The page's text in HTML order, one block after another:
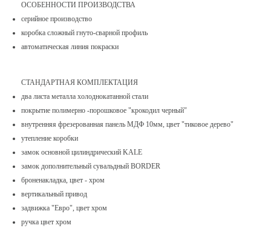
ОСОБЕННОСТИ ПРОИЗВОДСТВА
серийное производство
коробка сложный гнуто-сварной профиль
автоматическая линия покраски
СТАНДАРТНАЯ КОМПЛЕКТАЦИЯ
два листа металла холоднокатанной стали
покрытие полимерно -порошковое "крокодил черный"
внутренняя фрезерованная панель МДФ 10мм, цвет "тиковое дерево"
утепление коробки
замок основной цилиндрический KALE
замок дополнительный сувальдный BORDER
броненакладка, цвет - хром
вертикальный привод
задвижка "Евро", цвет хром
ручка цвет хром